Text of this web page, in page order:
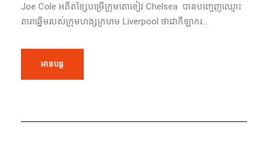
Joe Cole អតីតខ្សែបម្រើក្រុមតោខៀវ Chelsea បានបញ្ចេញឈ្មោះ
តារាឆ្នើមរបស់ក្រុមហង្សក្រហម Liverpool ថាជាកីឡាករ...
អានបន្ត